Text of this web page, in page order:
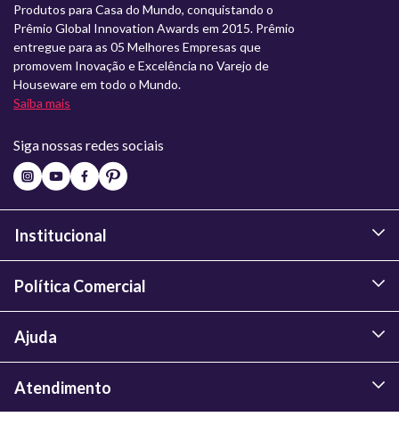
Produtos para Casa do Mundo, conquistando o
Prêmio Global Innovation Awards em 2015. Prêmio
entregue para as 05 Melhores Empresas que
promovem Inovação e Excelência no Varejo de
Houseware em todo o Mundo.
Saiba mais
Siga nossas redes sociais
Institucional
Política Comercial
Ajuda
Atendimento